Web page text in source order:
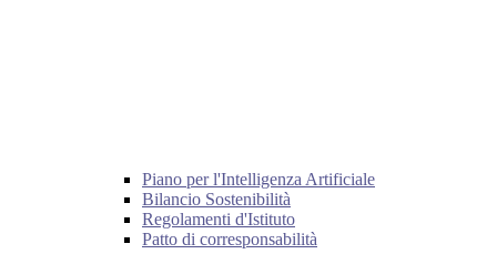
Piano per l'Intelligenza Artificiale
Bilancio Sostenibilità
Regolamenti d'Istituto
Patto di corresponsabilità